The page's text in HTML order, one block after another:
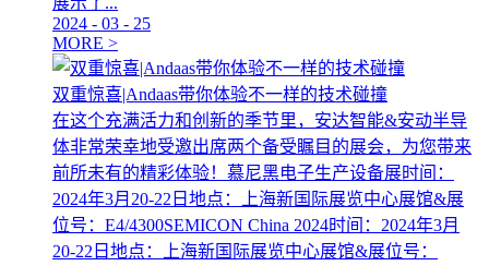
2024 - 03 - 25
MORE >
双重惊喜|Andaas带你体验不一样的技术碰撞
在这个充满活力和创新的季节里，安达智能&安动半导
体非常荣幸地受邀出席两个备受瞩目的展会，为您带来
前所未有的精彩体验！慕尼黑电子生产设备展时间：
2024年3月20-22日地点：上海新国际展览中心展馆&展
位号：E4/4300SEMICON China 2024时间：2024年3月
20-22日地点：上海新国际展览中心展馆&展位号：